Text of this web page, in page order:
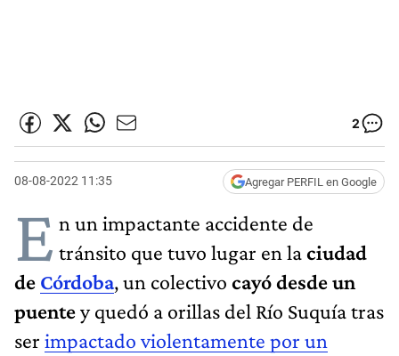
2
08-08-2022 11:35 Agregar PERFIL en Google
E n un impactante accidente de
tránsito que tuvo lugar en laciudad
de Córdoba, un colectivo cayó desde un
puentey quedó a orillas del Río Suquía tras
ser impactado violentamente por un